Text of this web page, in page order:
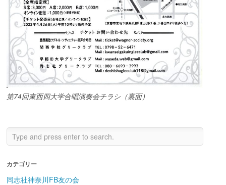
第74回東西四大学合唱演奏会チラシ（裏面）
カテゴリー
同志社神奈川FB友の会